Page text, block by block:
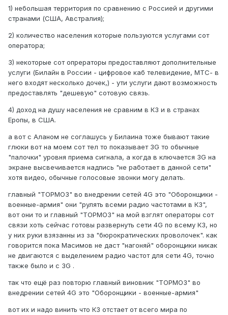
1) небольшая территория по сравнению с Россией и другими
странами (США, Австралия);
2) количество населения которые пользуются услугами сот
оператора;
3) некоторые сот опрераторы предоставляют дополнительные
услуги (Билайн в России - цифровое каб телевидение, МТС- в
него входят несколько дочек,) - ути услуги дают возможность
предоставлять "дешевую" сотовую связь.
4) доход на душу населения не сравним в КЗ и в странах
Еропы, в США.
а вот с Аланом не соглашусь у Билаина тоже бывают такие
глюки вот на моем сот тел то показывает 3G то обычные
"палочки" уровня приема сигнала, а когда в ключается 3G на
экране высвечивается надпись "не работает в данной сети"
хотя видео, обычные голосовые звонки могу делать.
главный "ТОРМОЗ" во внедрении сетей 4G это "Оборонщики -
военные-армия" они "рулять всеми радио частотами в КЗ",
вот они то и главный "ТОРМОЗ" на мой взглят операторы сот
связи хоть сейчас готовы развернуть сети 4G по всему КЗ, но
у них руки взязанны из за "бюрократических проволочек". как
говорится пока Масимов не даст "нагоняй" оборонщики никак
не двигаются с выделением радио частот для сети 4G, точно
также было и с 3G .
так что ещё раз повторю главный виновник "ТОРМОЗ" во
внедрении сетей 4G это "Оборонщики - военные-армия"
вот их и надо винить что КЗ отстает от всего мира по